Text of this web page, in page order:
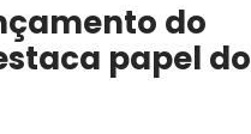
do
papel do